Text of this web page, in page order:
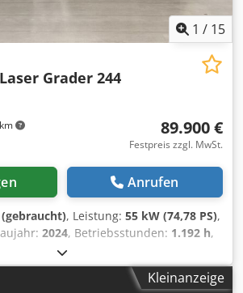
1 / 15
Grader 244
89.900 €
Festpreis zzgl. MwSt.
Anrufen
, Leistung: 55 kW (74,78 PS),
2024, Betriebsstunden: 1.192 h,
, Baujahr: 2024 Leergewicht:
starr Lenkung: Bock Motormarke:
Ja CE-Kennzeichnung: ja
Kleinanzeige